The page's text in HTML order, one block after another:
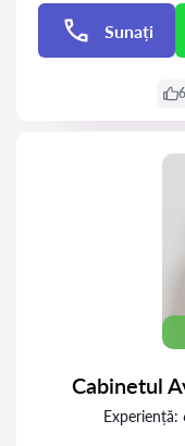
Sunați
Cabinetul
Experiență: